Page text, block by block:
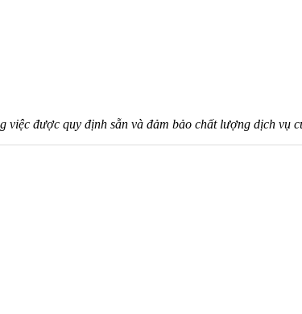
được quy định sẵn và đảm bảo chất lượng dịch vụ